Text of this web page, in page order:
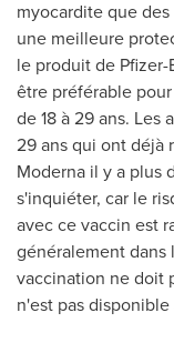
myocardite que
une meilleure
le produit de
être préférable
de 18 à 29 ans. Les
29 ans qui ont déjà
Moderna il y a plus
s'inquiéter, car le
avec ce vaccin est
généralement dans
vaccination ne doit
n'est pas